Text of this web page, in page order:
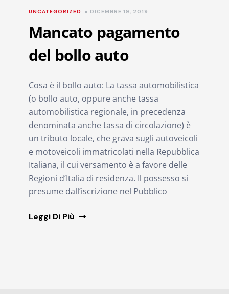
Mancato pagamento
del bollo auto
UNCATEGORIZED DICEMBRE 19, 2019
Cosa è il bollo auto: La tassa automobilistica
(o bollo auto, oppure anche tassa
automobilistica regionale, in precedenza
denominata anche tassa di circolazione) è
un tributo locale, che grava sugli autoveicoli
e motoveicoli immatricolati nella Repubblica
Italiana, il cui versamento è a favore delle
Regioni d’Italia di residenza. Il possesso si
presume dall’iscrizione nel Pubblico
Leggi Di Più